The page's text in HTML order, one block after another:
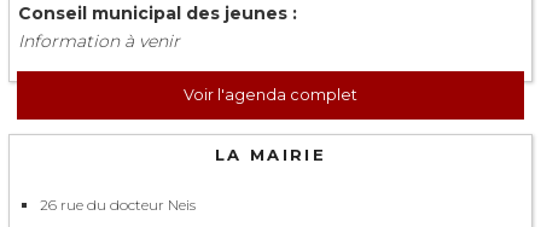
Conseil municipal des jeunes :
Information à venir
Voir l'agenda complet
LA MAIRIE
26 rue du docteur Neis